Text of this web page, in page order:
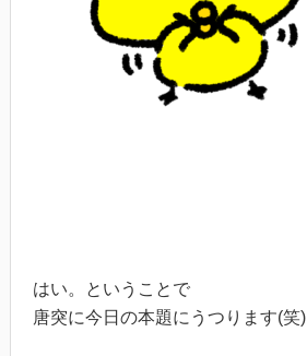
はい。ということで
唐突に今日の本題にうつります(笑)